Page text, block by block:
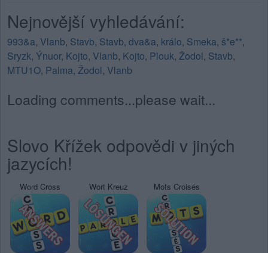
Nejnovější vyhledávání:
993&a, Vlanb, Stavb, Stavb, dva&a, králo, Smeka, š*e**,
Sryzk, Ýnuor, Kojto, Vlanb, Kojto, Plouk, Žodol, Stavb,
MTU1O, Palma, Žodol, Vlanb
Loading comments...please wait...
Slovo Křížek odpovědi v jiných
jazycích!
Word Cross Wort Kreuz Mots Croisés